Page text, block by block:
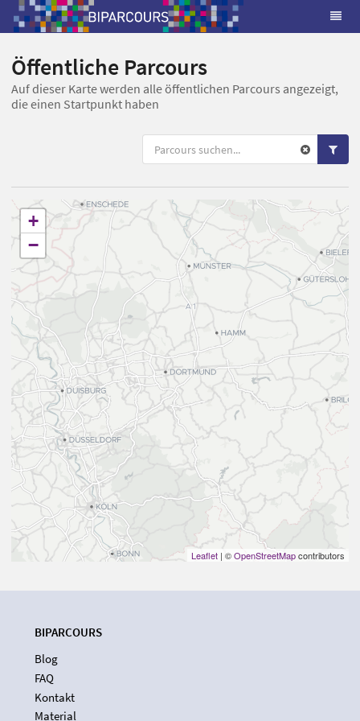
Öffentliche Parcours
Auf dieser Karte werden alle öffentlichen Parcours angezeigt,
die einen Startpunkt haben
+
−
Leaflet | ©OpenStreetMapcontributors
BIPARCOURS
Blog
FAQ
Kontakt
Material